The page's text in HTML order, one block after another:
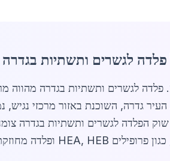
לגשרים ותשתיות בגדרה
גדרה, השוכנת באזור מרכזי נגיש,
בשנת 2026, שוק הפלדה לגשרים